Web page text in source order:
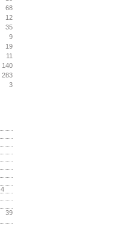
68
12
35
9
19
11
140
283
3
4
39